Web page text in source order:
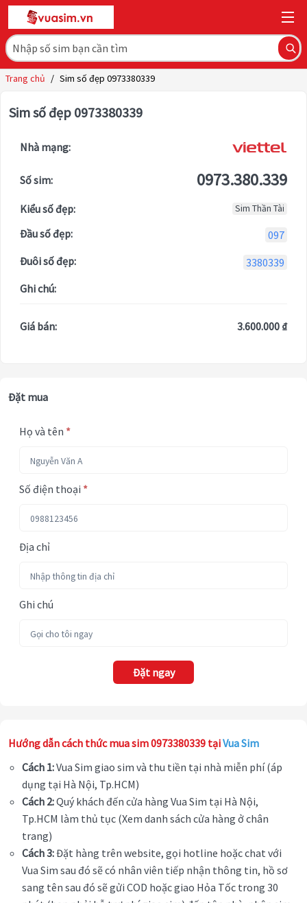
Trang chủ / Sim số đẹp 0973380339
Sim số đẹp 0973380339
Nhà mạng:
Số sim: 0973.380.339
Kiểu số đẹp: Sim Thần Tài
Đầu số đẹp:
097
Đuôi số đẹp:
3380339
Ghi chú:
Giá bán: 3.600.000 ₫
Đặt mua
Họ và tên *
Số điện thoại *
Địa chỉ
Ghi chú
Đặt ngay
Hướng dẫn cách thức mua sim 0973380339 tạiVua Sim
Cách 1:Vua Sim giao sim và thu tiền tại nhà miễn phí (áp
dụng tại Hà Nội, Tp.HCM)
Cách 2:Quý khách đến cửa hàng Vua Sim tại Hà Nội,
Tp.HCM làm thủ tục (Xem danh sách cửa hàng ở chân
trang)
Cách 3:Đặt hàng trên website, gọi hotline hoặc chat với
Vua Sim sau đó sẽ có nhân viên tiếp nhận thông tin, hồ sơ
sang tên sau đó sẽ gửi COD hoặc giao Hỏa Tốc trong 30